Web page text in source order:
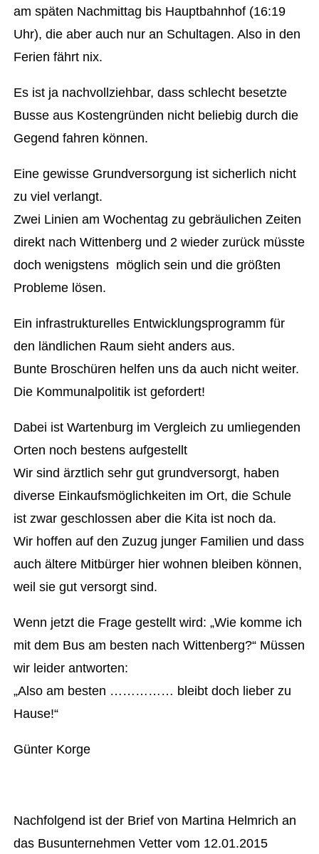
am späten Nachmittag bis Hauptbahnhof (16:19
Uhr), die aber auch nur an Schultagen. Also in den
Ferien fährt nix.
Es ist ja nachvollziehbar, dass schlecht besetzte
Busse aus Kostengründen nicht beliebig durch die
Gegend fahren können.
Eine gewisse Grundversorgung ist sicherlich nicht
zu viel verlangt.
Zwei Linien am Wochentag zu gebräulichen Zeiten
direkt nach Wittenberg und 2 wieder zurück müsste
doch wenigstens möglich sein und die größten
Probleme lösen.
Ein infrastrukturelles Entwicklungsprogramm für
den ländlichen Raum sieht anders aus.
Bunte Broschüren helfen uns da auch nicht weiter.
Die Kommunalpolitik ist gefordert!
Dabei ist Wartenburg im Vergleich zu umliegenden
Orten noch bestens aufgestellt
Wir sind ärztlich sehr gut grundversorgt, haben
diverse Einkaufsmöglichkeiten im Ort, die Schule
ist zwar geschlossen aber die Kita ist noch da.
Wir hoffen auf den Zuzug junger Familien und dass
auch ältere Mitbürger hier wohnen bleiben können,
weil sie gut versorgt sind.
Wenn jetzt die Frage gestellt wird: „Wie komme ich
mit dem Bus am besten nach Wittenberg?“ Müssen
wir leider antworten:
„Also am besten …………… bleibt doch lieber zu
Hause!“
Günter Korge
Nachfolgend ist der Brief von Martina Helmrich an
das Busunternehmen Vetter vom 12.01.2015